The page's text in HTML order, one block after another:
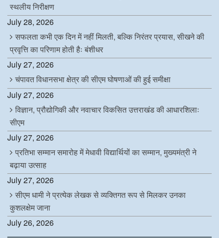
स्थलीय निरीक्षण
July 28, 2026
सफलता कभी एक दिन में नहीं मिलती, बल्कि निरंतर प्रयास, सीखने की
प्रवृत्ति का परिणाम होती हैः बंशीधर
July 27, 2026
चंपावत विधानसभा क्षेत्र की सीएम घोषणाओं की हुई समीक्षा
July 27, 2026
विज्ञान, प्रौद्योगिकी और नवाचार विकसित उत्तराखंड की आधारशिलाः
सीएम
July 27, 2026
प्रतिभा सम्मान समारोह में मेधावी विद्यार्थियों का सम्मान, मुख्यमंत्री ने
बढ़ाया उत्साह
July 27, 2026
सीएम धामी ने प्रत्येक लेखक से व्यक्तिगत रूप से मिलकर उनका
कुशलक्षेम जाना
July 26, 2026